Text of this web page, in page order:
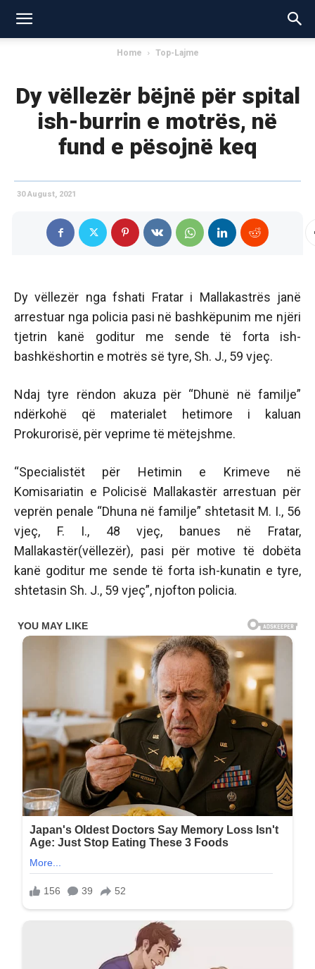
Home Top-Lajme
Dy vëllezër bëjnë për spital
ish-burrin e motrës, në
fund e pësojnë keq
30 August, 2021
Dy vëllezër nga fshati Fratar i Mallakastrës janë
arrestuar nga policia pasi në bashkëpunim me njëri
tjetrin kanë goditur me sende të forta ish-
bashkëshortin e motrës së tyre, Sh. J., 59 vjeç.
Ndaj tyre rëndon akuza për “Dhunë në familje”
ndërkohë që materialet hetimore i kaluan
Prokurorisë, për veprime të mëtejshme.
“Specialistët për Hetimin e Krimeve në
Komisariatin e Policisë Mallakastër arrestuan për
veprën penale “Dhuna në familje” shtetasit M. I., 56
vjeç, F. I., 48 vjeç, banues në Fratar,
Mallakastër(vëllezër), pasi për motive të dobëta
kanë goditur me sende të forta ish-kunatin e tyre,
shtetasin Sh. J., 59 vjeç”, njofton policia.